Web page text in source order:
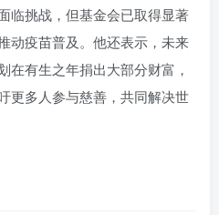
临挑战，但基金会已取得显著
动疫苗普及。他还表示，未来
在有生之年捐出大部分财富，
更多人参与慈善，共同解决世